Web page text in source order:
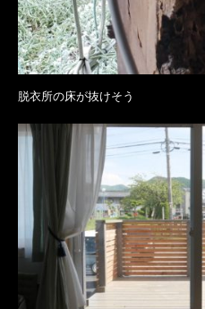
脱衣所の床が抜けそう